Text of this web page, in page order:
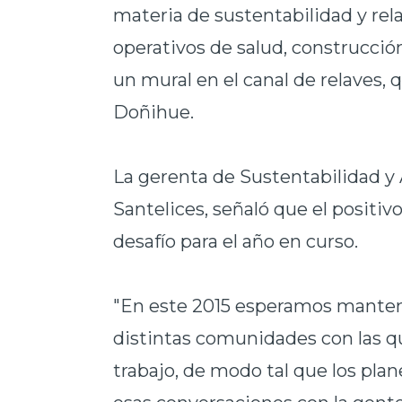
materia de sustentabilidad y
operativos de salud,
un mural en el canal de relaves,
Doñihue.
La gerenta de Sustentabilidad
Santelices, señaló que el
desafío para el año en curso.
"En este 2015 esperamos
distintas comunidades con las
trabajo, de modo tal que los